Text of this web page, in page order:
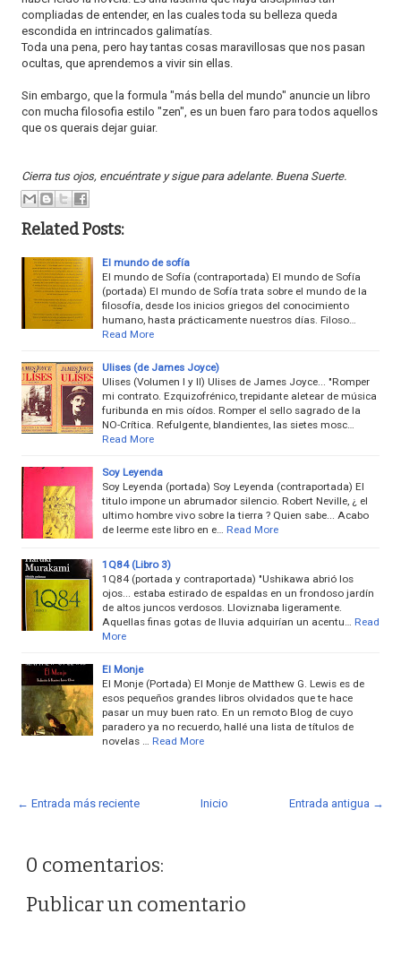
compliadas de entender, en las cuales toda su belleza queda
escondida en intrincados galimatías.
Toda una pena, pero hay tantas cosas maravillosas que nos pasan
ocultas, que aprendemos a vivir sin ellas.
Sin embargo, que la formula "más bella del mundo" anuncie un libro
con mucha filosofia estilo "zen", es un buen faro para todos aquellos
que os querais dejar guiar.
Cierra tus ojos, encuéntrate y sigue para adelante. Buena Suerte.
Related Posts:
El mundo de sofía
El mundo de Sofía (contraportada) El mundo de Sofía
(portada) El mundo de Sofía trata sobre el mundo de la
filosofía, desde los inicios griegos del conocimiento
humano, hasta prácticamente nuestros días. Filoso…
Read More
Ulises (de James Joyce)
Ulises (Volumen I y II) Ulises de James Joyce... "Romper
mi contrato. Ezquizofrénico, trepidante aletear de música
furibunda en mis oídos. Romper el sello sagrado de la
NO-Crítica. Refulgente, blandientes, las sietes mosc…
Read More
Soy Leyenda
Soy Leyenda (portada) Soy Leyenda (contraportada) El
titulo impone un abrumador silencio. Robert Neville, ¿ el
ultimo hombre vivo sobre la tierra ? Quien sabe... Acabo
de leerme este libro en e… Read More
1Q84 (Libro 3)
1Q84 (portada y contraportada) "Ushikawa abrió los
ojos... estaba estirado de espaldas en un frondoso jardín
de altos juncos verdosos. Lloviznaba ligeramente.
Aquellas finas gotas de lluvia adquirían un acentu… Read
More
El Monje
El Monje (Portada) El Monje de Matthew G. Lewis es de
esos pequeños grandes libros olvidados que te hace
pasar un muy buen rato. En un remoto Blog de cuyo
paradero ya no recuerdo, hallé una lista de títulos de
novelas … Read More
← Entrada más reciente Entrada antigua →
Inicio
0 comentarios:
Publicar un comentario